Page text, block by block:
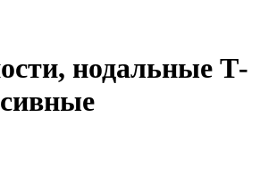
нодальные Т-